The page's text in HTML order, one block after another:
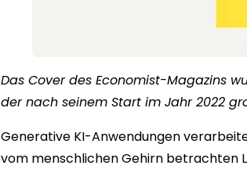
Das Cover des Economist-Magazins
der nach seinem Start im Jahr 2022
Generative KI-Anwendungen
vom menschlichen Gehirn betrachten